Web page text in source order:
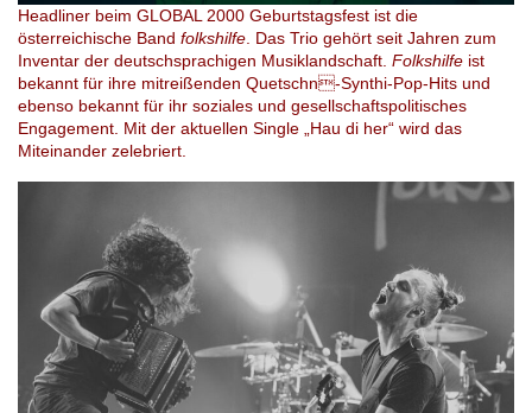
Headliner beim GLOBAL 2000 Geburtstagsfest ist die
österreichische Band folkshilfe . Das Trio gehört seit Jahren zum
Inventar der deutschsprachigen Musiklandschaft. Folkshilfe ist
bekannt für ihre mitreißenden Quetschn-Synthi-Pop-Hits und
ebenso bekannt für ihr soziales und gesellschaftspolitisches
Engagement. Mit der aktuellen Single „Hau di her“ wird das
Miteinander zelebriert.